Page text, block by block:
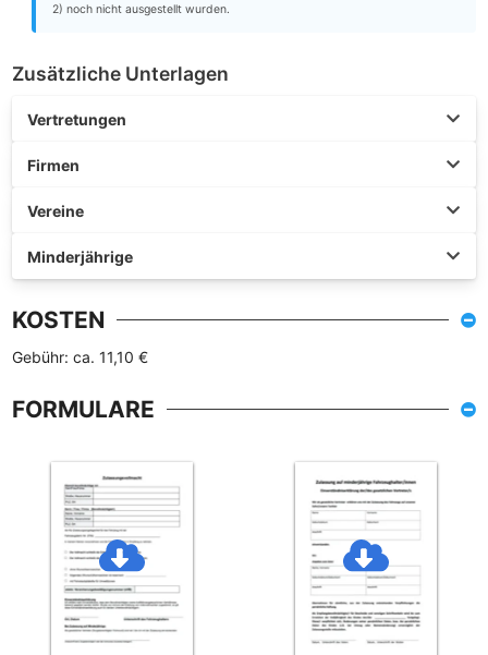
2) noch nicht ausgestellt wurden.
Zusätzliche Unterlagen
Vertretungen
Firmen
Vereine
Minderjährige
KOSTEN
Gebühr: ca. 11,10 €
FORMULARE